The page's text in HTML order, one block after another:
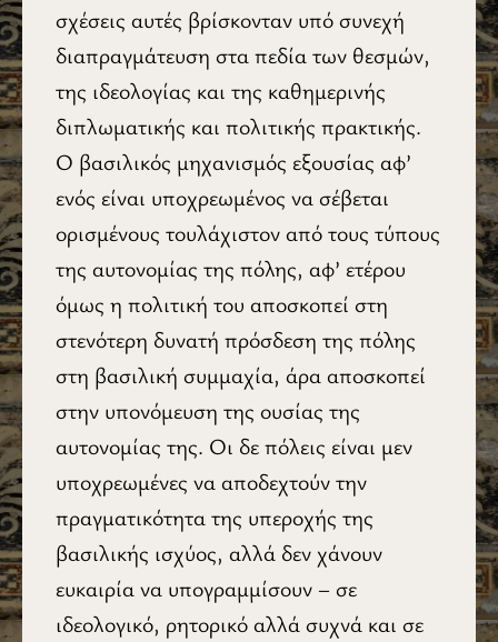
σχέσεις αυτές βρίσκονταν υπό συνεχή
διαπραγμάτευση στα πεδία των θεσμών,
της ιδεολογίας και της καθημερινής
διπλωματικής και πολιτικής πρακτικής.
Ο βασιλικός μηχανισμός εξουσίας αφ’
ενός είναι υποχρεωμένος να σέβεται
ορισμένους τουλάχιστον από τους τύπους
της αυτονομίας της πόλης, αφ’ ετέρου
όμως η πολιτική του αποσκοπεί στη
στενότερη δυνατή πρόσδεση της πόλης
στη βασιλική συμμαχία, άρα αποσκοπεί
στην υπονόμευση της ουσίας της
αυτονομίας της. Οι δε πόλεις είναι μεν
υποχρεωμένες να αποδεχτούν την
πραγματικότητα της υπεροχής της
βασιλικής ισχύος, αλλά δεν χάνουν
ευκαιρία να υπογραμμίσουν – σε
ιδεολογικό, ρητορικό αλλά συχνά και σε